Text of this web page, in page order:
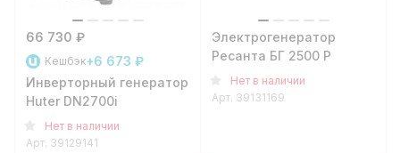
66 730 ₽
Кешбэк+6 673 ₽
Инверторный генератор
Huter DN2700i
Нет в наличии
Арт. 39129141
Электрогенератор
Ресанта БГ 2500 Р
Нет в наличии
Арт. 39131169